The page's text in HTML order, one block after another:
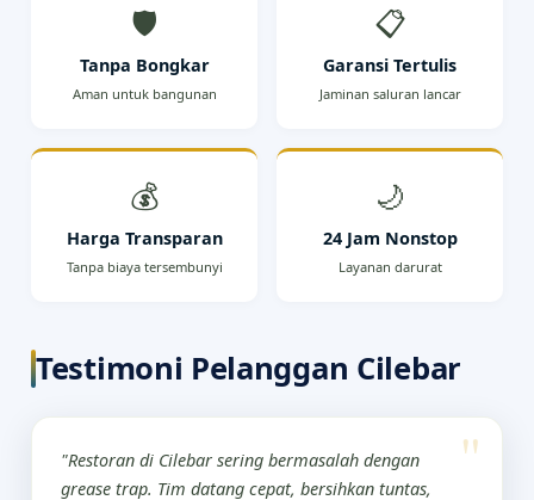
🛡️
Tanpa Bongkar
Aman untuk bangunan
📋
Garansi Tertulis
Jaminan saluran lancar
💰
Harga Transparan
Tanpa biaya tersembunyi
🌙
24 Jam Nonstop
Layanan darurat
Testimoni Pelanggan Cilebar
"Restoran di Cilebar sering bermasalah dengan
grease trap. Tim datang cepat, bersihkan tuntas,